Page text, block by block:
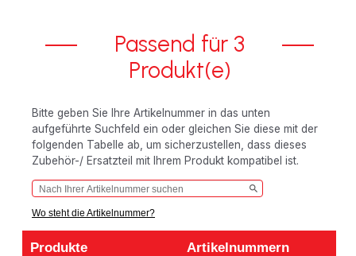
Passend für 3
Produkt(e)
Bitte geben Sie Ihre Artikelnummer in das unten
aufgeführte Suchfeld ein oder gleichen Sie diese mit der
folgenden Tabelle ab, um sicherzustellen, dass dieses
Zubehör-/ Ersatzteil mit Ihrem Produkt kompatibel ist.
Wo steht die Artikelnummer?
Produkte
Artikelnummern